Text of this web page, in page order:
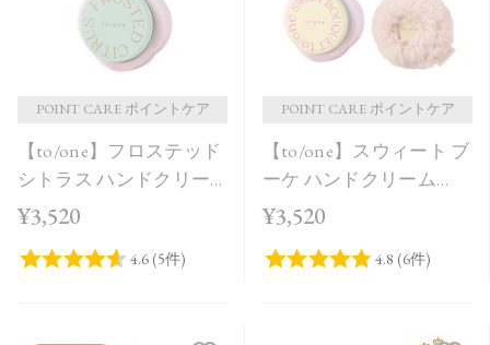
価格が高い
レビューが多い順
レビュー評価が高い順
人気順
POINT CARE ポイントケア
【to/one】フロステッド
シトラス ハンドクリー
ム＜限定品＞
¥3,520
POINT CARE ポイントケア
【to/one】スウィート ブ
ーケ ハンドクリーム
［S,F］＜限定品＞
¥3,520